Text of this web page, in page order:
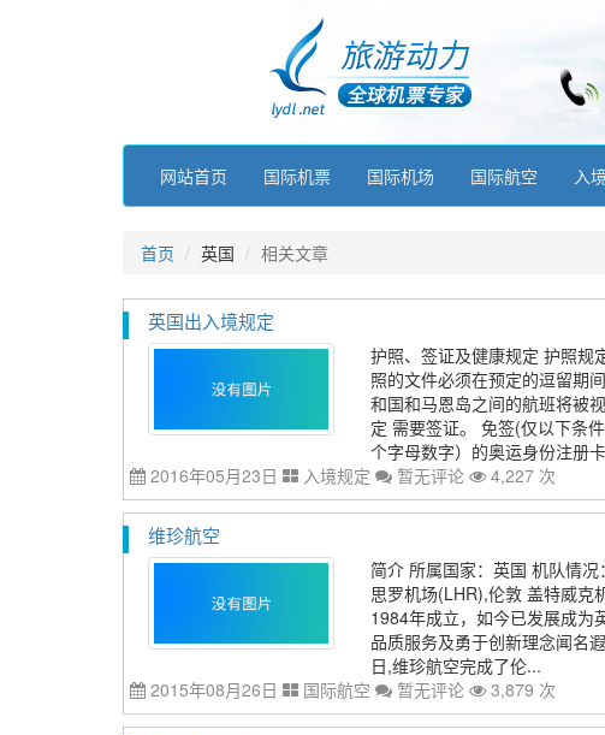
网站首页 国际机票 国际机场 国际航空 入
首页 英国 相关文章
英国出入境规定
护照、签证及健康规定 护照规
照的文件必须在预定的逗留期
和国和马恩岛之间的航班将被
定 需要签证。 免签(仅以下条
个字母数字）的奥运身份注册
2016年05月23日
入境规定 暂无评论 4,227 次
维珍航空
简介 所属国家：英国 机队情
思罗机场(LHR),伦敦 盖特威克
1984年成立，如今已发展成为
品质服务及勇于创新理念闻名
日,维珍航空完成了伦...
2015年08月26日
国际航空 暂无评论 3,879 次